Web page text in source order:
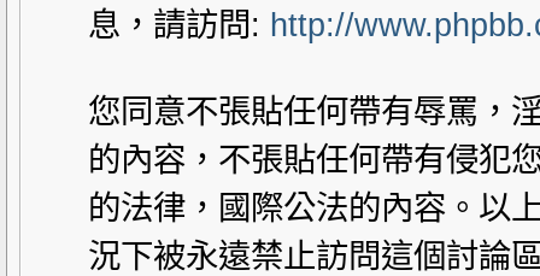
息，請訪問: http://
您同意不張貼任何帶有辱罵，
的內容，不張貼任何帶有侵犯
的法律，國際公法的內容。以
況下被永遠禁止訪問這個討論